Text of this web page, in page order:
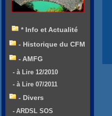
* Info et Actualité
- Historique du CFM
- AMFG
- à Lire 12/2010
- à Lire 07/2011
- Divers
- ARDSL SOS